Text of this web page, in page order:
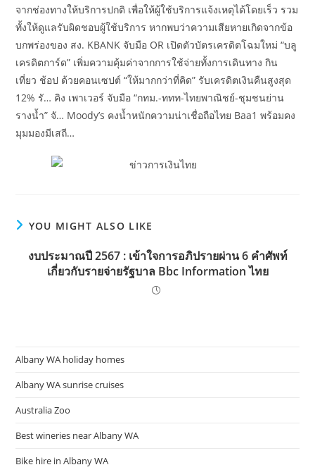
จากช่องทางให้บริการปกติ เพื่อให้ผู้ใช้บริการแจ้งเหตุได้โดยเร็ว รวม
ทั้งให้ดูแลรับผิดชอบผู้ใช้บริการ หากพบว่าความเสียหายเกิดจากข้อ
บกพร่องของ สง. KBANK จับมือ OR เปิดตัวบัตรเครดิตโฉมใหม่ “บลู
เครดิตการ์ด” เพิ่มความคุ้มค่าจากการใช้จ่ายทั้งการเดินทาง กิน
เที่ยว ช้อป ด้วยคอนเซปต์ “ให้มากกว่าที่คิด” รับเครดิตเงินคืนสูงสุด
12% รั… คิง เพาเวอร์ จับมือ “กทม.-ททท-ไทยพาณิชย์-ชุมชนย่าน
รางน้ำ” จั… Moody’s คงน้ำหนักความน่าเชื่อถือไทย Baa1 พร้อมคง
มุมมองมีเสถี…
YOU MIGHT ALSO LIKE
งบประมาณปี 2567 : เข้าใจการอภิปรายผ่าน 6 คำศัพท์
เกี่ยวกับรายจ่ายรัฐบาล Bbc Information ไทย
Albany WA holiday homes
Albany WA sunrise cruises
Australia Zoo
Best wineries near Albany WA
Bike hire in Albany WA